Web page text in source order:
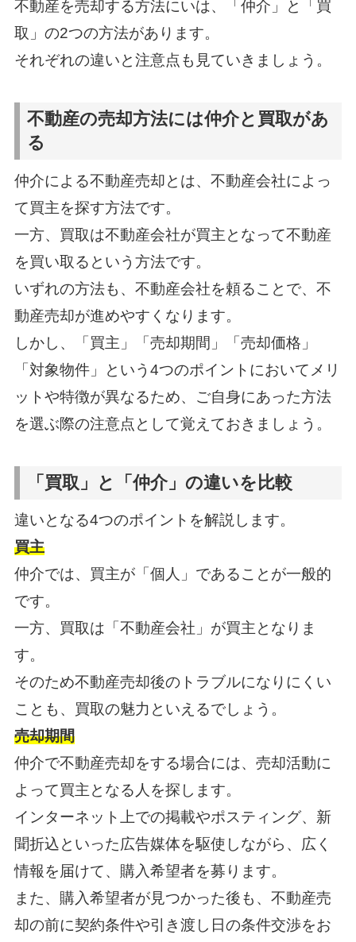
不動産を売却する方法にいは、「仲介」と「買
取」の2つの方法があります。
それぞれの違いと注意点も見ていきましょう。
不動産の売却方法には仲介と買取があ
る
仲介による不動産売却とは、不動産会社によっ
て買主を探す方法です。
一方、買取は不動産会社が買主となって不動産
を買い取るという方法です。
いずれの方法も、不動産会社を頼ることで、不
動産売却が進めやすくなります。
しかし、「買主」「売却期間」「売却価格」
「対象物件」という4つのポイントにおいてメリ
ットや特徴が異なるため、ご自身にあった方法
を選ぶ際の注意点として覚えておきましょう。
「買取」と「仲介」の違いを比較
違いとなる4つのポイントを解説します。
買主
仲介では、買主が「個人」であることが一般的
です。
一方、買取は「不動産会社」が買主となりま
す。
そのため不動産売却後のトラブルになりにくい
ことも、買取の魅力といえるでしょう。
売却期間
仲介で不動産売却をする場合には、売却活動に
よって買主となる人を探します。
インターネット上での掲載やポスティング、新
聞折込といった広告媒体を駆使しながら、広く
情報を届けて、購入希望者を募ります。
また、購入希望者が見つかった後も、不動産売
却の前に契約条件や引き渡し日の条件交渉をお